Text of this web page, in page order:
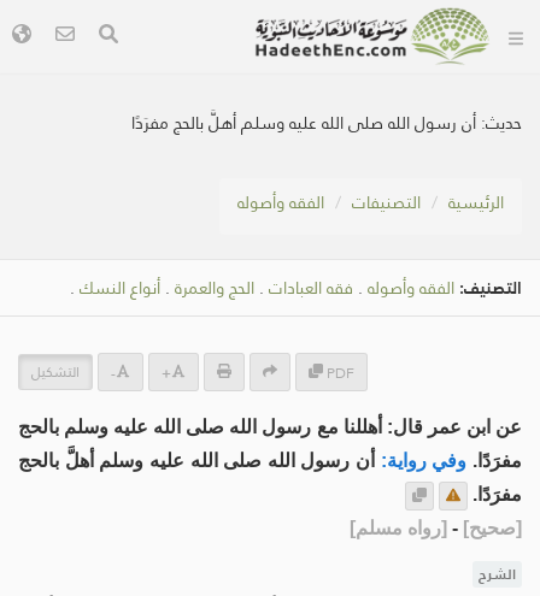
حديث:أن رسول الله صلى الله عليه وسلم أهلَّ ‌بالحج ‌مفرَدًا
الرئيسية التصنيفات الفقه وأصوله
التصنيف: الفقه وأصوله . فقه العبادات . الحج والعمرة . أنواع النسك .
PDF
+
- التشكيل
عن ابن عمر قال: أهللنا مع رسول الله صلى الله عليه وسلم ‌بالحج
‌مفرَدًا. وفي رواية: أن رسول الله صلى الله عليه وسلم أهلَّ ‌بالحج
‌مفرَدًا.
[صحيح]
-
[رواه مسلم]
الشرح